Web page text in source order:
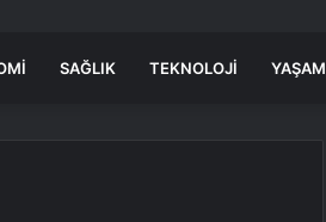
SAĞLIK TEKNOLOJI YAŞAM